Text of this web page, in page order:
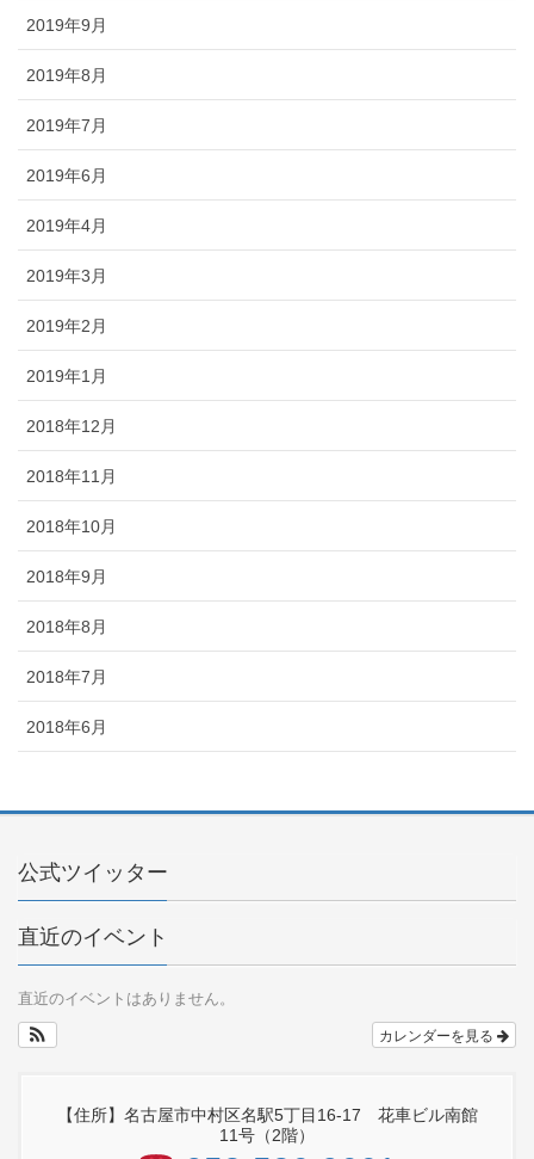
2019年9月
2019年8月
2019年7月
2019年6月
2019年4月
2019年3月
2019年2月
2019年1月
2018年12月
2018年11月
2018年10月
2018年9月
2018年8月
2018年7月
2018年6月
公式ツイッター
直近のイベント
直近のイベントはありません。
カレンダーを見る
【住所】名古屋市中村区名駅5丁目16-17 花車ビル南館
11号（2階）